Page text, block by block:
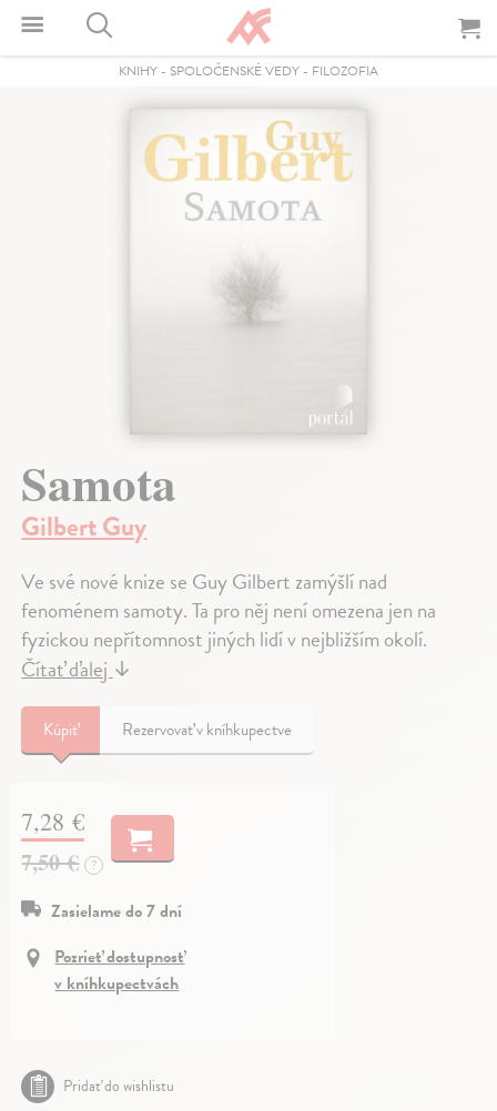
KNIHY - SPOLOČENSKÉ VEDY - FILOZOFIA
Samota
Gilbert Guy
Ve své nové knize se Guy Gilbert zamýšlí nad
fenoménem samoty. Ta pro něj není omezena jen na
fyzickou nepřítomnost jiných lidí v nejbližším okolí.
Čítať ďalej↓
Kúpiť Rezervovať v kníhkupectve
7,28 €
7,50 €
?
Zasielame do 7 dní
Pozrieť dostupnosť
v kníhkupectvách
Pridať do wishlistu